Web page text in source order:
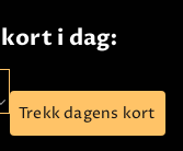
i dag:
Trekk dagens kort